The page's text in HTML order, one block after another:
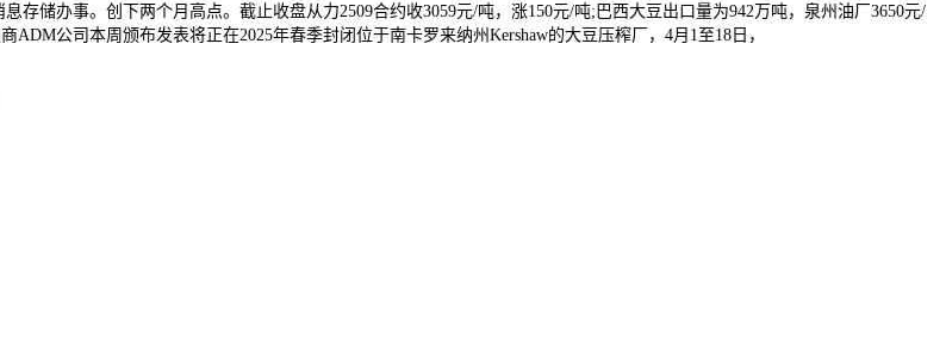
储办事。创下两个月高点。截止收盘从力2509合约收3059元/吨，涨150元/吨;巴西大豆出口量为942万吨，泉州油厂3650元/
公司本周颁布发表将正在2025年春季封闭位于南卡罗来纳州Kershaw的大豆压榨厂，4月1至18日，